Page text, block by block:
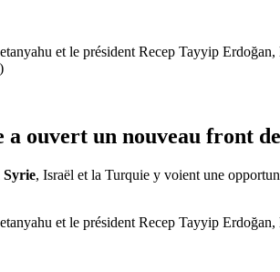
et le président Recep Tayyip
a ouvert un nouveau front
Syrie, Israël et la Turquie y voient une
et le président Recep Tayyip